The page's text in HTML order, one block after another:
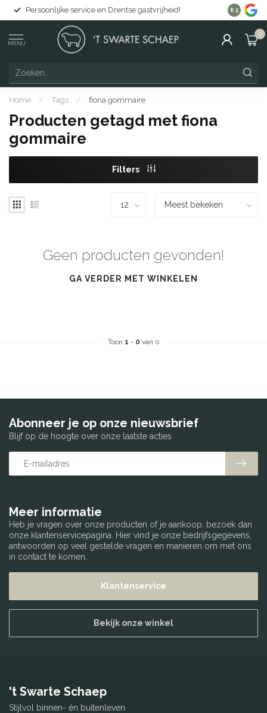
Persoonlijke service en Drentse gastvrijheid! Gratis
8.5
MENU
0
Home / Tags / fiona gommaire
Producten getagd met fiona
gommaire
Filters
Geen producten gevonden!
GA VERDER MET WINKELEN
Toon 1 - 0 van 0
Meer informatie
Heb je vragen over onze producten of je aankoop, bezoek dan
onze klantenservicepagina. Hier vind je onze bedrijfsgegevens,
antwoorden op veel gestelde vragen en manieren om met ons
in contact te komen.
Klantenservice
Bekijk onze winkel
Abonneer je op onze nieuwsbrief
Blijf op de hoogte over onze laatste acties
't Swarte Schaep
Stijlvol binnen- én buitenleven